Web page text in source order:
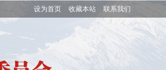
设为首页 收藏本站 联系我们